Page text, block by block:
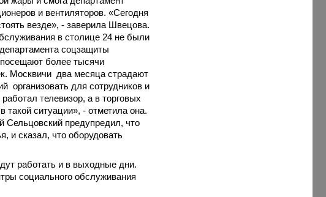
и вентиляторов. «Сегодня
везде», - заверила Швецова.
в столице 24 не были
соцзащиты
более тысячи
Москвичи два месяца страдают
организовать для сотрудников и
телевизор, а в торговых
такой ситуации», - отметила она.
Сельцовский предупредил, что
и сказал, что оборудовать
работать и в выходные дни.
социального обслуживания